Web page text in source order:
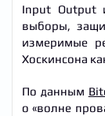
Input Output
выборы,
измеримые
Хоскинсона
По данным
о «волне